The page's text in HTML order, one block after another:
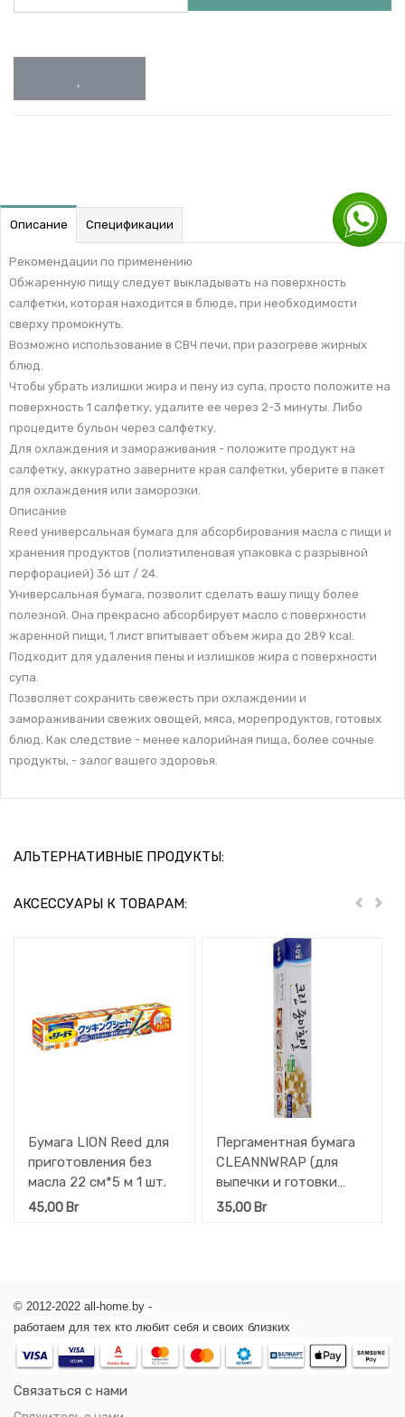
Описание Спецификации
Рекомендации по применению
Обжаренную пищу следует выкладывать на поверхность
салфетки, которая находится в блюде, при необходимости
сверху промокнуть.
Возможно использование в СВЧ печи, при разогреве жирных
блюд.
Чтобы убрать излишки жира и пену из супа, просто положите на
поверхность 1 салфетку, удалите ее через 2-3 минуты. Либо
процедите бульон через салфетку.
Для охлаждения и замораживания - положите продукт на
салфетку, аккуратно заверните края салфетки, уберите в пакет
для охлаждения или заморозки.
Описание
Reed универсальная бумага для абсорбирования масла с пищи и
хранения продуктов (полиэтиленовая упаковка с разрывной
перфорацией) 36 шт / 24.
Универсальная бумага, позволит сделать вашу пищу более
полезной. Она прекрасно абсорбирует масло с поверхности
жаренной пищи, 1 лист впитывает объем жира до 289 kcal.
Подходит для удаления пены и излишков жира с поверхности
супа.
Позволяет сохранить свежесть при охлаждении и
замораживании свежих овощей, мяса, морепродуктов, готовых
блюд. Как следствие - менее калорийная пища, более сочные
продукты, - залог вашего здоровья.
АЛЬТЕРНАТИВНЫЕ ПРОДУКТЫ:
АКСЕССУАРЫ К ТОВАРАМ: Пред
Бумага LION Reed для
приготовления без
масла 22 см*5 м 1 шт.
45,00 Br
Пергаментная бумага
CLEANNWRAP (для
выпечки и готовки
пищи без масла) 30 см.
35,00Br
© 2012-2022 all-home.by -
работаем для тех кто любит себя и своих близких
Связаться с нами